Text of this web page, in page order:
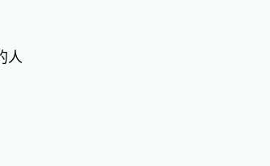
人